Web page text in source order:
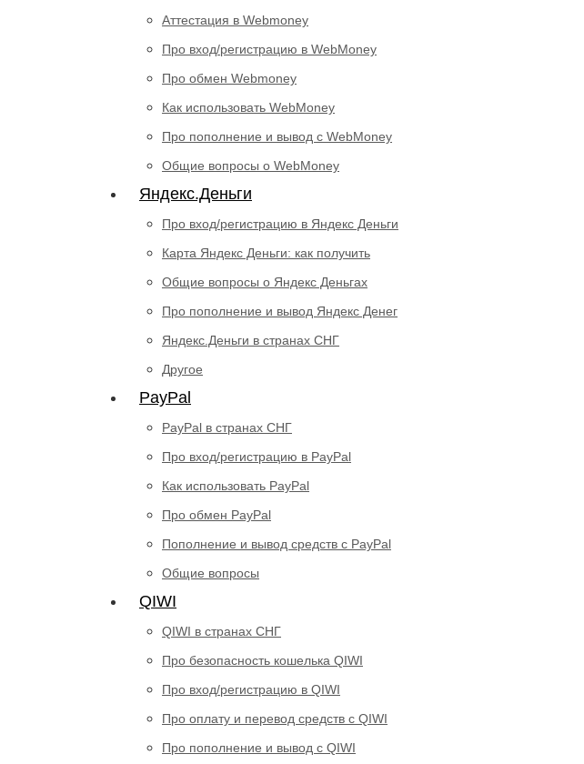
Аттестация в Webmoney
Про вход/регистрацию в WebMoney
Про обмен Webmoney
Как использовать WebMoney
Про пополнение и вывод с WebMoney
Общие вопросы о WebMoney
Яндекс.Деньги
Про вход/регистрацию в Яндекс Деньги
Карта Яндекс Деньги: как получить
Общие вопросы о Яндекс Деньгах
Про пополнение и вывод Яндекс Денег
Яндекс.Деньги в странах СНГ
Другое
PayPal
PayPal в странах СНГ
Про вход/регистрацию в PayPal
Как использовать PayPal
Про обмен PayPal
Пополнение и вывод средств с PayPal
Общие вопросы
QIWI
QIWI в странах СНГ
Про безопасность кошелька QIWI
Про вход/регистрацию в QIWI
Про оплату и перевод средств c QIWI
Про пополнение и вывод с QIWI